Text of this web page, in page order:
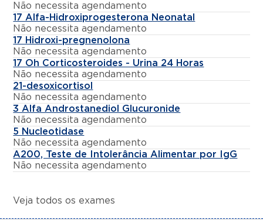
Não necessita agendamento
17 Alfa-Hidroxiprogesterona Neonatal
Não necessita agendamento
17 Hidroxi-pregnenolona
Não necessita agendamento
17 Oh Corticosteroides - Urina 24 Horas
Não necessita agendamento
21-desoxicortisol
Não necessita agendamento
3 Alfa Androstanediol Glucuronide
Não necessita agendamento
5 Nucleotidase
Não necessita agendamento
A200, Teste de Intolerância Alimentar por IgG
Não necessita agendamento
Veja todos os exames